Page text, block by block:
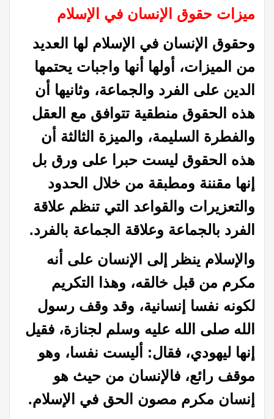
ميزات حقوق الإنسان في الإسلام
وحقوق الإنسان في الإسلام لها العديد
من الميزات، أولها أنها واجبات يحتمها
الدين على الفرد والجماعة، وثانيها أن
هذه الحقوق منطقية تتوافق مع العقل
والفطرة السليمة، والميزة الثالثة أن
هذه الحقوق ليست حبرا
على ورق بل
إنها مقننة ومطبقة من خلال الحدود
والتعزيرات والقواعد التي تنظم علاقة
الفرد بالجماعة وعلاقة الجماعة بالفرد.
والإسلام ينظر إلى الإنسان على أنه
مكرم من قبل خالقه، وهذا التكريم
لكونه نفسا إنسانية، وقد وقف رسول
الله صلى الله عليه وسلم لجنازة، فقيل
إنها ليهودي، فقال: أليست نفسا، وهو
موقف رائع، فالإنسان من حيث هو
إنسان مكرم مصون الحق في الإسلام.